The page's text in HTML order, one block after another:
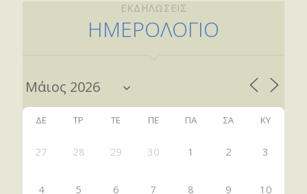
ΕΚΔΗΛΩΣΕΙΣ
ΗΜΕΡΟΛΟΓΙΟ
ΔΕ ΤΡ ΤΕ ΠΕ ΠΑ ΣΑ ΚΥ
27 28 29 30 1 2 3
4 5 6 7 8 9 10